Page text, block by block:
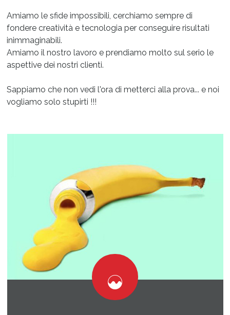
Amiamo le sfide impossibili, cerchiamo sempre di
fondere creatività e tecnologia per conseguire risultati
inimmaginabili.
Amiamo il nostro lavoro e prendiamo molto sul serio le
aspettive dei nostri clienti.
Sappiamo che non vedi l'ora di metterci alla prova... e noi
vogliamo solo stupirti !!!